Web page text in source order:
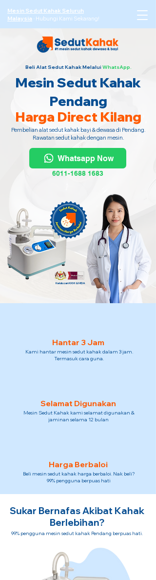
Mesin Sedut Kahak Seluruh
Malaysia · Hubungi Kami Sekarang!
Beli Alat Sedut Kahak Melalui WhatsApp.
Mesin Sedut Kahak
Pendang
Harga Direct Kilang
Pembelian alat sedut kahak bayi & dewasa di Pendang.
Rawatan sedut kahak dengan mesin.
Whatsapp Now
6011-1688 1683
Kelulusan KKM & MDA
Hantar 3 Jam
Kami hantar mesin sedut kahak dalam 3 jam.
Termasuk cara guna.
Selamat Digunakan
Mesin Sedut Kahak kami selamat digunakan &
jaminan selama 12 bulan
Harga Berbaloi
Beli mesin sedut kahak harga berbaloi. Nak beli?
99% pengguna berpuas hati
Sukar Bernafas Akibat Kahak
Berlebihan?
99% pengguna mesin sedut kahak Pendang berpuas hati.